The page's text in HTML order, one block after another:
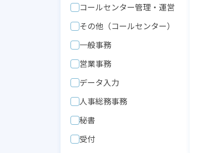
コールセンター管理・運営
その他（コールセンター）
一般事務
営業事務
データ入力
人事総務事務
秘書
受付